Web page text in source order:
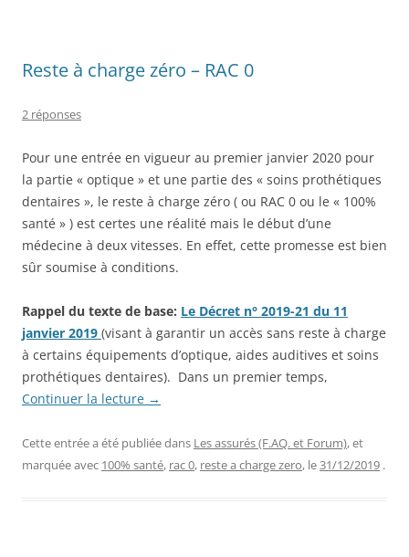
Reste à charge zéro – RAC 0
2 réponses
Pour une entrée en vigueur au premier janvier 2020 pour
la partie « optique » et une partie des « soins prothétiques
dentaires », le reste à charge zéro ( ou RAC 0 ou le « 100%
santé » ) est certes une réalité mais le début d’une
médecine à deux vitesses. En effet, cette promesse est bien
sûr soumise à conditions.
Rappel du texte de base: Le Décret n° 2019-21 du 11
janvier 2019 (visant à garantir un accès sans reste à charge
à certains équipements d’optique, aides auditives et soins
prothétiques dentaires). Dans un premier temps,
Continuer la lecture →
Cette entrée a été publiée dans Les assurés (F.AQ. et Forum), et
marquée avec 100% santé, rac 0, reste a charge zero, le31/12/2019 .